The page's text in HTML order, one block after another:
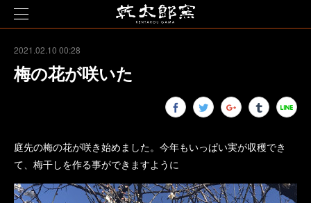
2021.02.10 00:28
梅の花が咲いた
庭先の梅の花が咲き始めました。今年もいっぱい実が収穫でき
て、梅干しを作る事ができますように